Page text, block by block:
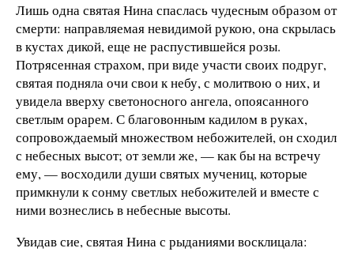
Лишь одна святая Нина спаслась чудесным образом от
смерти: направляемая невидимой рукою, она скрылась
в кустах дикой, еще не распустившейся розы.
Потрясенная страхом, при виде участи своих подруг,
святая подняла очи свои к небу, с молитвою о них, и
увидела вверху светоносного ангела, опоясанного
светлым орарем. С благовонным кадилом в руках,
сопровождаемый множеством небожителей, он сходил
с небесных высот; от земли же, — как бы на встречу
ему, — восходили души святых мучениц, которые
примкнули к сонму светлых небожителей и вместе с
ними вознеслись в небесные высоты.
Увидав сие, святая Нина с рыданиями восклицала: